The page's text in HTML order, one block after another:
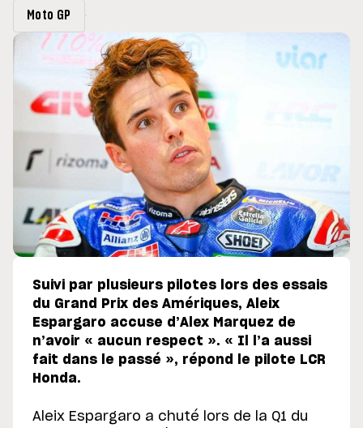
Moto GP
Suivi par plusieurs pilotes lors des essais
du Grand Prix des Amériques, Aleix
Espargaro accuse d’Alex Marquez de
n’avoir « aucun respect ». « Il l’a aussi
fait dans le passé », répond le pilote LCR
Honda.
Aleix Espargaro a chuté lors de la Q1 du